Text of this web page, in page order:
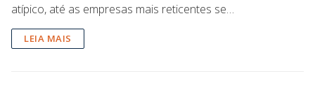
atípico, até as empresas mais reticentes se…
LEIA MAIS